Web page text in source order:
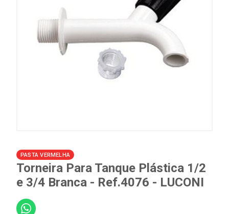
PASTA VERMELHA
Torneira Para Tanque Plástica 1/2
e 3/4 Branca - Ref.4076 - LUCONI